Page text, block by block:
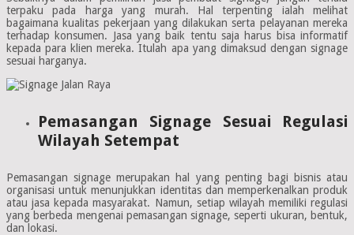
terpaku pada harga yang murah. Hal terpenting ialah melihat
bagaimana kualitas pekerjaan yang dilakukan serta pelayanan mereka
terhadap konsumen. Jasa yang baik tentu saja harus bisa informatif
kepada para klien mereka. Itulah apa yang dimaksud dengan signage
sesuai harganya.
Pemasangan Signage Sesuai Regulasi
Wilayah Setempat
Pemasangan signage merupakan hal yang penting bagi bisnis atau
organisasi untuk menunjukkan identitas dan memperkenalkan produk
atau jasa kepada masyarakat. Namun, setiap wilayah memiliki regulasi
yang berbeda mengenai pemasangan signage, seperti ukuran, bentuk,
dan lokasi.